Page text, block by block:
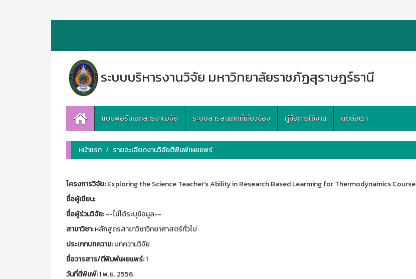
ระบบบริหารงานวิจัย มหาวิทยาลัยราชภัฏสุราษฎร์ธานี
แบบฟอร์มเอกสารงานวิจัย ระบบสารสนเทศที่เกี่ยวข้อง คู่มือการใช้งาน ติตต่อเรา
หน้าแรก รายละเอียดงานวิจัยตีพิมพ์เผยแพร่
โครงการวิจัย:Exploring the Science Teacher’s Ability in Research Based Learming for Thermodynamics Course
ชื่อผู้เขียน:
ชื่อผู้ร่วมวิจัย:--ไม่ได้ระบุข้อมูล--
สาขาวิชา:หลักสูตรสาขาวิชาวิทยาศาสตร์ทั่วไป
ประเภทบทความ:บทความวิจัย
ชื่อวารสาร/ตีพิมพ์เผยแพร์:1
วันที่ตีพิมพ์:1 พ.ย. 2556